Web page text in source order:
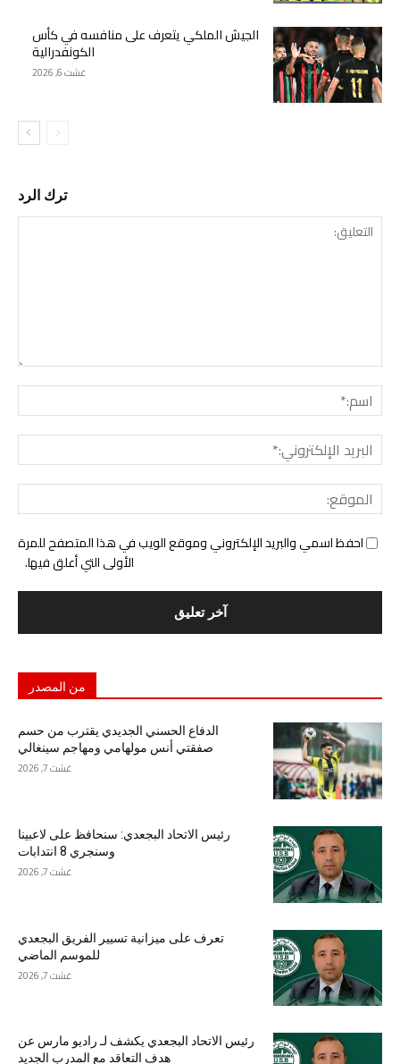
الجيش الملكي يتعرف على منافسه في كأس
الكونفدرالية
غشت 6, 2026
ترك الرد
احفظ اسمي والبريد الإلكتروني وموقع الويب في هذا المتصفح للمرة
الأولى التي أعلق فيها.
من المصدر
الدفاع الحسني الجديدي يقترب من حسم
صفقتي أنس مولهامي ومهاجم سينغالي
غشت 7, 2026
رئيس الاتحاد البجعدي: سنحافظ على لاعبينا
وسنجري 8 انتدابات
غشت 7, 2026
تعرف على ميزانية تسيير الفريق البجعدي
للموسم الماضي
غشت 7, 2026
رئيس الاتحاد البجعدي يكشف لـ راديو مارس عن
هدف التعاقد مع المدرب الجديد